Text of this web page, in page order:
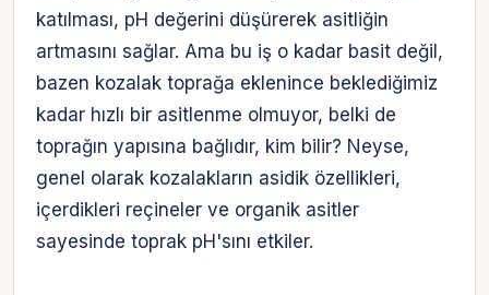
katılması, pH değerini düşürerek asitliğin
artmasını sağlar. Ama bu iş o kadar basit değil,
bazen kozalak toprağa eklenince beklediğimiz
kadar hızlı bir asitlenme olmuyor, belki de
toprağın yapısına bağlıdır, kim bilir? Neyse,
genel olarak kozalakların asidik özellikleri,
içerdikleri reçineler ve organik asitler
sayesinde toprak pH'sını etkiler.